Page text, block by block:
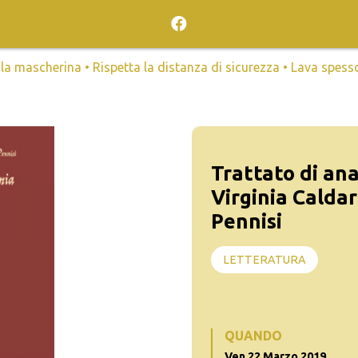
la mascherina • Rispetta la distanza di sicurezza • Lava
Trattato di
Virginia
Pennisi
LETTERATURA
QUANDO